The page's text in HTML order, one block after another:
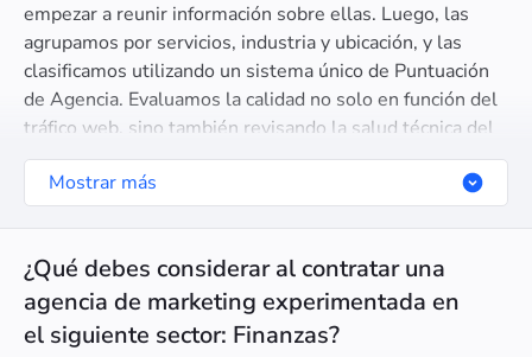
empezar a reunir información sobre ellas. Luego, las
agrupamos por servicios, industria y ubicación, y las
clasificamos utilizando un sistema único de Puntuación
de Agencia. Evaluamos la calidad no solo en función del
tráfico web, sino también revisando la salud técnica del
SEO, la confianza del dominio, la certificación de Google
Partner, y otros parámetros relevantes.
Mostrar más
¿Qué debes considerar al contratar una
agencia de marketing experimentada en
el siguiente sector: Finanzas?